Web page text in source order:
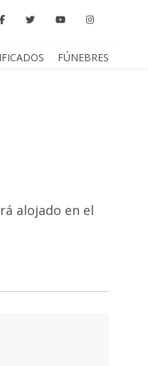
FÚNEBRES
alojado en el